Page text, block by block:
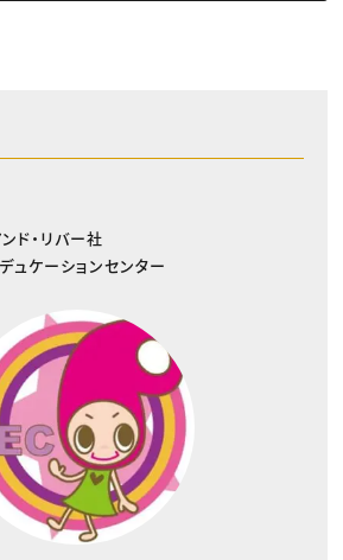
ド・リバー社
ュケーションセンター